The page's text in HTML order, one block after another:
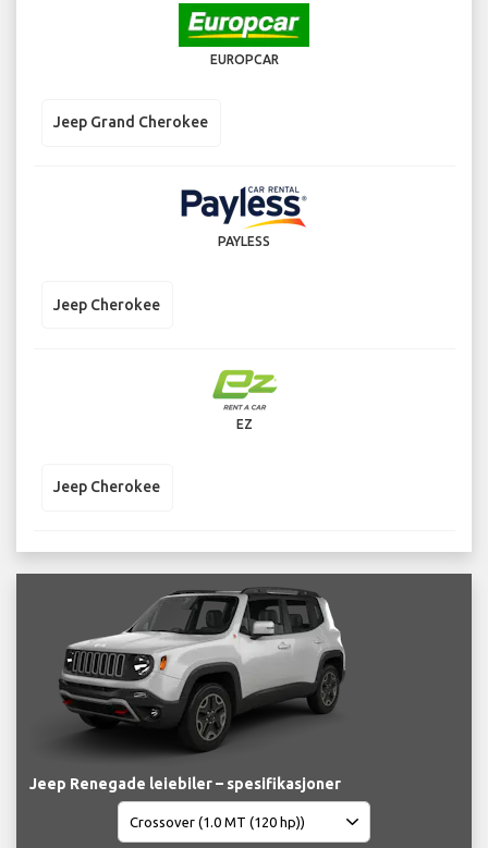
EUROPCAR
Jeep Grand Cherokee
PAYLESS
Jeep Cherokee
EZ
Jeep Cherokee
Jeep Renegade leiebiler – spesifikasjoner